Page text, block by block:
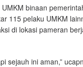
binaan
115 pelaku UMKM
di lokasi pameran
sejauh ini aman,”